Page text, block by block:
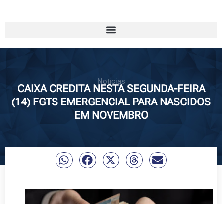
Notícias
CAIXA CREDITA NESTA SEGUNDA-FEIRA
(14) FGTS EMERGENCIAL PARA NASCIDOS
EM NOVEMBRO